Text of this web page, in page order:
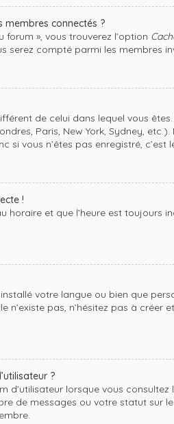
membres connectés ?
forum », vous trouverez l’option
serez compté parmi les membres
de celui dans lequel vous
Paris, New York, Sydney,
si vous n’êtes pas enregistré,
!
et que l’heure est toujours
votre langue ou bien que
n’existe pas, n’hésitez pas à
?
lorsque vous consultez
de messages ou votre statut sur